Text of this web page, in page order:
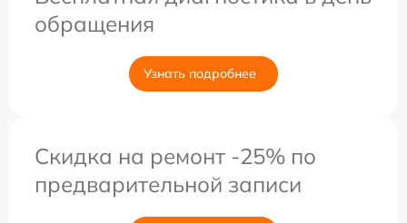
обращения
Узнать подробнее
Скидка на ремонт -25% по
предварительной записи